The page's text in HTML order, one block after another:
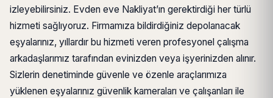
izleyebilirsiniz. Evden eve Nakliyat’ın gerektirdiği her türlü
hizmeti sağlıyoruz. Firmamıza bildirdiğiniz depolanacak
eşyalarınız, yıllardır bu hizmeti veren profesyonel çalışma
arkadaşlarımız tarafından evinizden veya işyerinizden alınır.
Sizlerin denetiminde güvenle ve özenle araçlarımıza
yüklenen eşyalarınız güvenlik kameraları ve çalışanları ile